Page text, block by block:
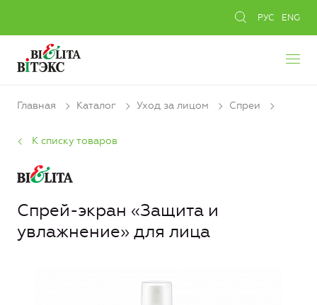
РУС ENG
Главная Каталог Уход за лицом Спреи
К списку товаров
Спрей-экран «Защита и
увлажнение» для лица